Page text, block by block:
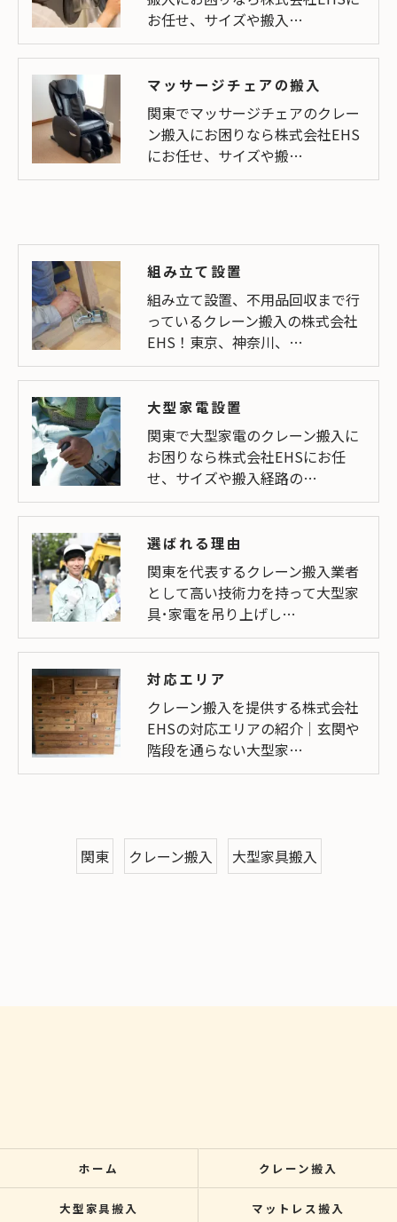
お任せ、サイズや搬入…
マッサージチェアの搬入
関東でマッサージチェアのクレー
ン搬入にお困りなら株式会社EHS
にお任せ、サイズや搬…
組み立て設置
組み立て設置、不用品回収まで行
っているクレーン搬入の株式会社
EHS！東京、神奈川、…
大型家電設置
関東で大型家電のクレーン搬入に
お困りなら株式会社EHSにお任
せ、サイズや搬入経路の…
選ばれる理由
関東を代表するクレーン搬入業者
として高い技術力を持って大型家
具･家電を吊り上げし…
対応エリア
クレーン搬入を提供する株式会社
EHSの対応エリアの紹介｜玄関や
階段を通らない大型家…
関東 クレーン搬入 大型家具搬入
ホーム クレーン搬入
大型家具搬入 マットレス搬入